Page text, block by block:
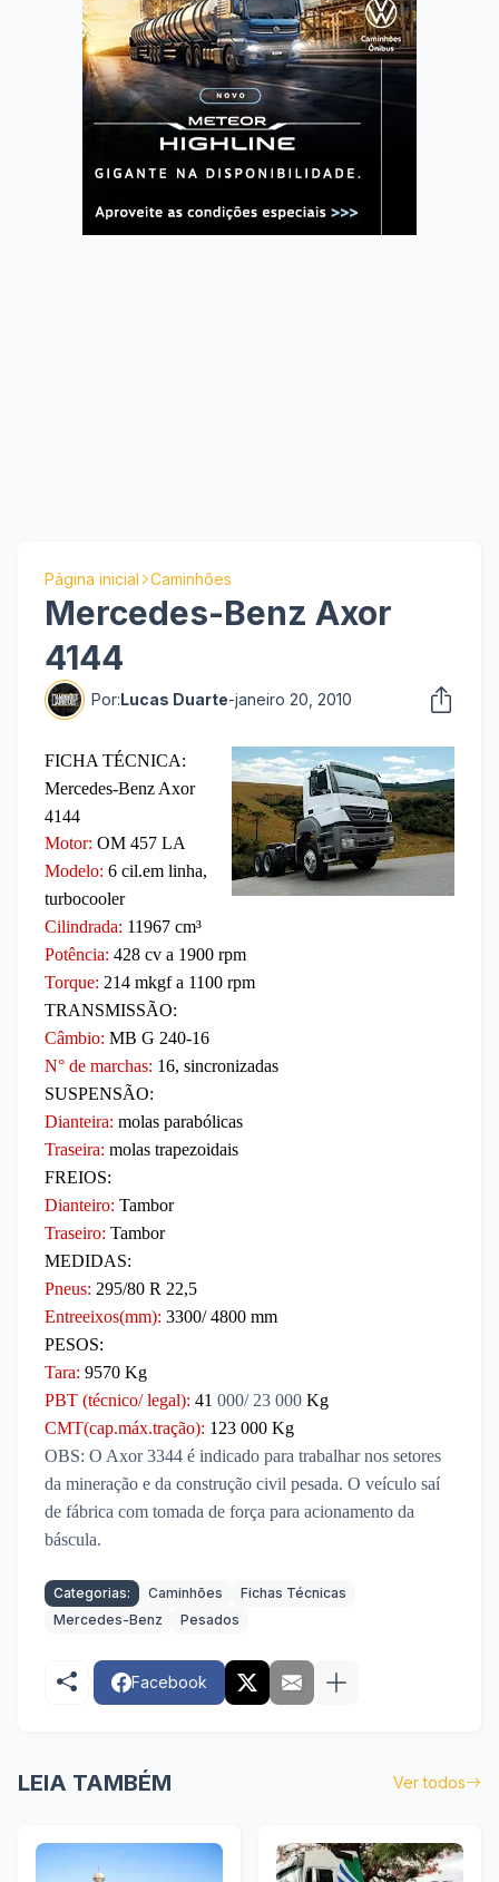
Página inicial Caminhões
Mercedes-Benz Axor
4144
Por:Lucas Duarte-janeiro 20, 2010
FICHA TÉCNICA:
Mercedes-Benz Axor
4144
Motor: OM 457 LA
Modelo: 6 cil.em linha,
turbocooler
Cilindrada: 11967 cm³
Potência: 428 cv a 1900 rpm
Torque: 214 mkgfa 1100 rpm
TRANSMISSÃO:
Câmbio: MB G 240-16
N° de marchas: 16, sincronizadas
SUSPENSÃO:
Dianteira: molas parabólicas
Traseira: molas trapezoidais
FREIOS:
Dianteiro: Tambor
Traseiro: Tambor
MEDIDAS:
Pneus: 295/80 R 22,5
Entreeixos(mm): 3300/4800 mm
PESOS:
Tara: 9570 Kg
PBT (técnico/ legal): 41 000/ 23 000 Kg
CMT(cap.máx.tração): 123 000 Kg
OBS: O Axor 3344 é indicado para trabalhar nos setores
da mineração e da construção civil pesada. O veículo saí
de fábrica com tomada de força para acionamento da
báscula.
Categorias: Caminhões
Fichas Técnicas
Mercedes-Benz
Pesados
Facebook
LEIA TAMBÉM Ver todos